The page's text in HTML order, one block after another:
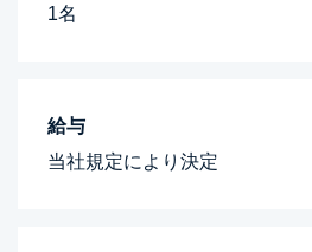
1名
給与
当社規定により決定